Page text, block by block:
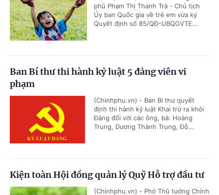
phủ Phạm Thị Thanh Trà - Chủ tịch
Ủy ban Quốc gia về trẻ em vừa ký
Quyết định số 85/QĐ-UBQGVTE...
Ban Bí thư thi hành kỷ luật 5 đảng viên vi
phạm
(Chinhphu.vn) - Ban Bí thư quyết
định thi hành kỷ luật Khai trừ ra khỏi
Đảng đối với các ông, bà: Hoàng
Trung, Dương Thành Trung, Đỗ...
Kiện toàn Hội đồng quản lý Quỹ Hỗ trợ đầu tư
(Chinhphu.vn) - Phó Thủ tướng Chính